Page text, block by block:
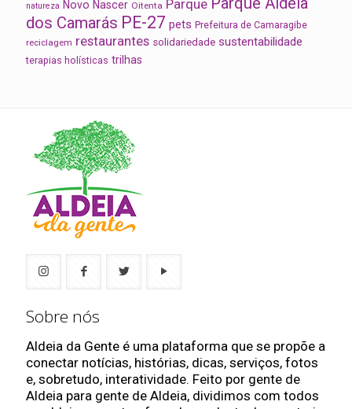
natureza Novo Nascer Oitenta Parque
dos Camarás PE-27 pets Prefeitura de Camaragibe
reciclagem restaurantes solidariedade sustentabilidade
terapias holísticas trilhas
Sobre nós
Aldeia da Gente é uma plataforma que se propõe a
conectar notícias, histórias, dicas, serviços, fotos
e, sobretudo, interatividade. Feito por gente de
Aldeia para gente de Aldeia, dividimos com todos